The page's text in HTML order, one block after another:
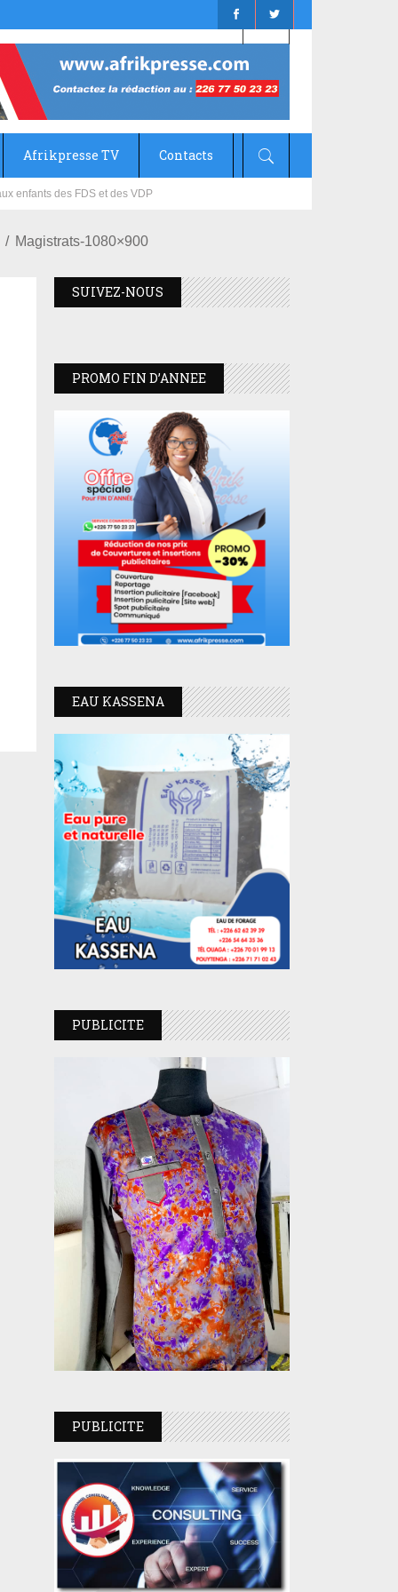
Afrikpresse TV Contacts
Magistrats-1080×900
SUIVEZ-NOUS
PROMO FIN D’ANNEE
EAU KASSENA
PUBLICITE
PUBLICITE